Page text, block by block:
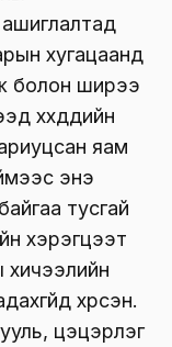
хугацаанд
болон ширээ
хүүхдүүдийн
яам
энэ
тусгай
хэрэгцээт
хичээлийн
хүрсэн.
цэцэрлэг